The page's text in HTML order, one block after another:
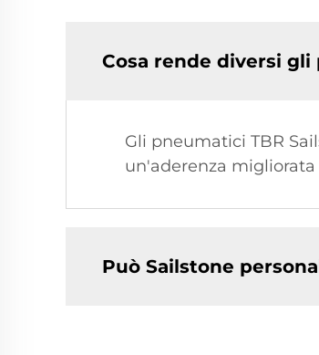
Cosa rende diversi
Gli pneumatici TBR
un'aderenza
Può Sailstone